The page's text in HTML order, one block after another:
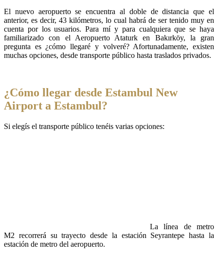
El nuevo aeropuerto se encuentra al doble de distancia que el
anterior, es decir, 43 kilómetros, lo cual habrá de ser tenido muy en
cuenta por los usuarios. Para mí y para cualquiera que se haya
familiarizado con el Aeropuerto Ataturk en Bakırköy, la gran
pregunta es ¿cómo llegaré y volveré? Afortunadamente, existen
muchas opciones, desde transporte público hasta traslados privados.
¿Cómo llegar desde Estambul New
Airport a Estambul?
Si elegís el transporte público tenéis varias opciones:
La línea de metro
M2 recorrerá su trayecto desde la estación Seyrantepe hasta la
estación de metro del aeropuerto.